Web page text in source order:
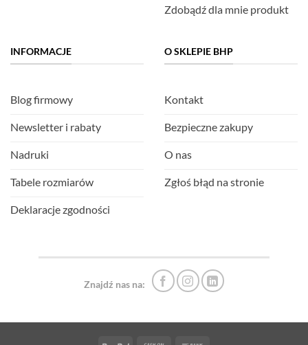
Zdobądź dla mnie produkt
INFORMACJE
Blog firmowy
Newsletter i rabaty
Nadruki
Tabele rozmiarów
Deklaracje zgodności
O SKLEPIE BHP
Kontakt
Bezpieczne zakupy
O nas
Zgłoś błąd na stronie
Znajdź nas na: